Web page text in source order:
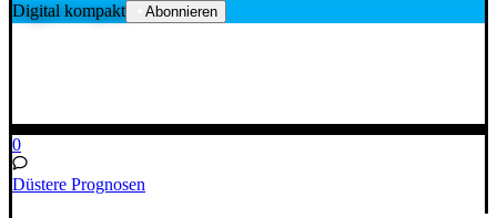
Digital kompakt Abonnieren
0
Düstere Prognosen